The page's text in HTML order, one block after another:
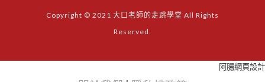
Copyright © 2021 大口老師的走跳學堂 All Rights
Reserved.
阿腸網頁設計